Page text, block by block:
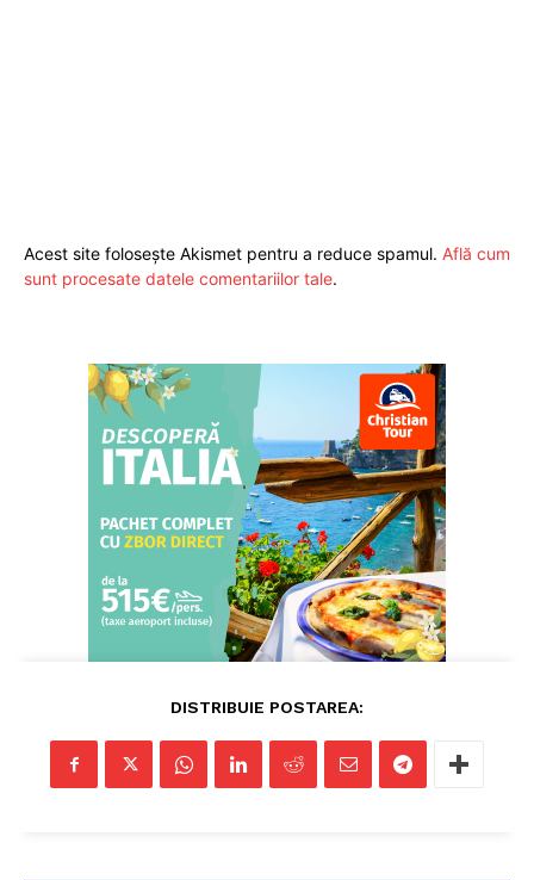
Acest site folosește Akismet pentru a reduce spamul. Află cum
sunt procesate datele comentariilor tale.
DISTRIBUIE POSTAREA: